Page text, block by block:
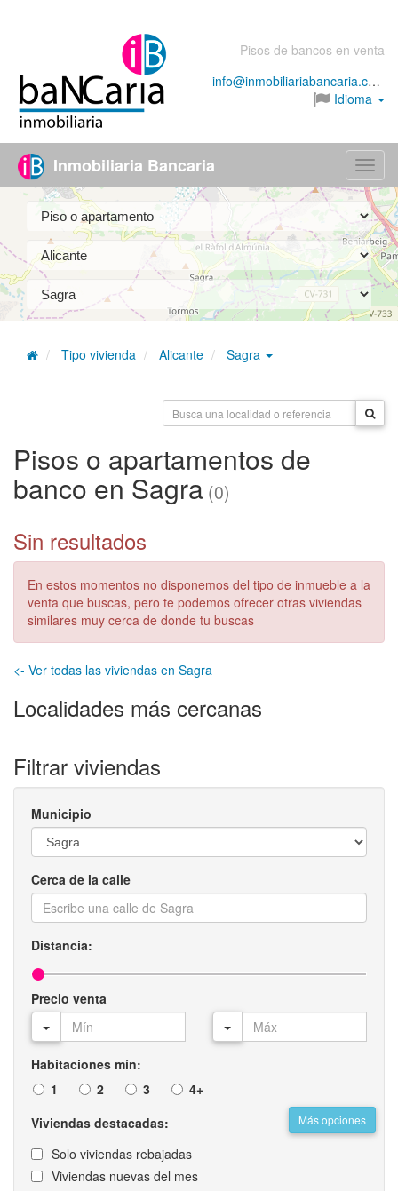
Pisos de bancos en venta
info@inmobiliariabancaria.com
Idioma
Menú
Inmobiliaria Bancaria
Tipo vivienda Alicante Sagra
Pisos o apartamentos de
banco en Sagra (0)
Sin resultados
En estos momentos no disponemos del tipo de inmueble a la
venta que buscas, pero te podemos ofrecer otras viviendas
similares muy cerca de donde tu buscas
<- Ver todas las viviendas en Sagra
Localidades más cercanas
Filtrar viviendas
Municipio
Cerca de la calle
Distancia:
Precio venta
Habitaciones mín:
1
2 3 4+
Más opciones
Viviendas destacadas:
Solo viviendas rebajadas
Viviendas nuevas del mes